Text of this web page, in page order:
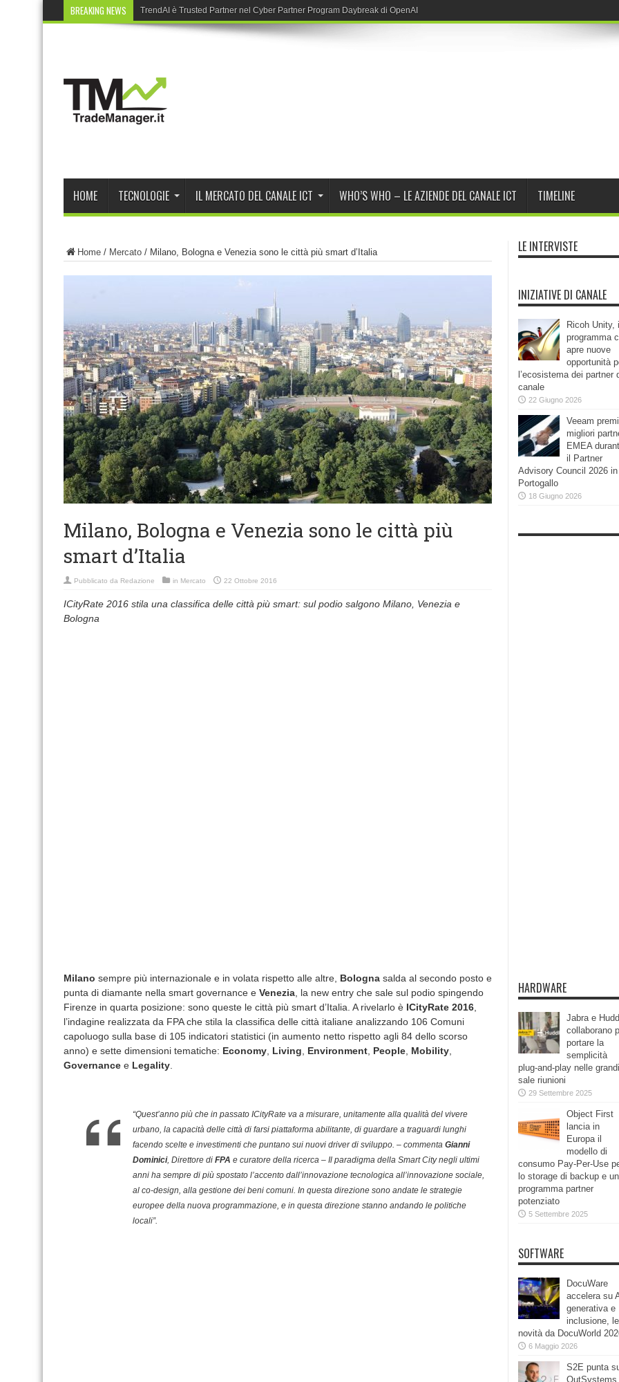
BREAKING NEWS TrendAI è Trusted Partner nel Cyber Partner Program Daybreak di OpenAI
HOME TECNOLOGIE IL MERCATO DEL CANALE ICT WHO’S WHO – LE AZIENDE DEL CANALE ICT TIMELINE
Home / Mercato / Milano, Bologna e Venezia sono le città più smart d’Italia
Milano, Bologna e Venezia sono le città più
smart d’Italia
Pubblicato da Redazione in Mercato 22 Ottobre 2016
ICityRate 2016 stila una classifica delle città più smart: sul podio salgono Milano, Venezia e
Bologna
Milano sempre più internazionale e in volata rispetto alle altre, Bologna salda al secondo posto e
punta di diamante nella smart governance e Venezia , la new entry che sale sul podio spingendo
Firenze in quarta posizione: sono queste le città più smart d’Italia. A rivelarlo è ICityRate 2016
l’indagine realizzata da FPA che stila la classifica delle città italiane analizzando 106 Comuni
capoluogo sulla base di 105 indicatori statistici (in aumento netto rispetto agli 84 dello scorso
anno) e sette dimensioni tematiche: Economy Living Environment People Mobility
Governance e Legality
“Quest’anno più che in passato ICityRate va a misurare, unitamente alla qualità del vivere
urbano, la capacità delle città di farsi piattaforma abilitante, di guardare a traguardi lunghi
facendo scelte e investimenti che puntano sui nuovi driver di sviluppo. – commenta Gianni
Dominici, Direttore di FPA e curatore della ricerca – Il paradigma della Smart City negli ultimi
anni ha sempre di più spostato l’accento dall’innovazione tecnologica all’innovazione sociale,
al co-design, alla gestione dei beni comuni. In questa direzione sono andate le strategie
europee della nuova programmazione, e in questa direzione stanno andando le politiche
locali”.
LE INTERVISTE
INIZIATIVE DI CANALE
Ricoh Unity, il
programma
apre nuove
opportunità
l’ecosistema dei partner
canale
22 Giugno 2026
Veeam
migliori
EMEA
il Partner
Advisory Council 2026 in
Portogallo
18 Giugno 2026
HARDWARE
Jabra e
collaborano
portare la
semplicità
plug-and-play nelle grandi
sale riunioni
29 Settembre 2025
Object First
lancia in
Europa il
modello di
consumo Pay-Per-Use
lo storage di backup e un
programma partner
potenziato
5 Settembre 2025
SOFTWARE
DocuWare
accelera su
generativa e
inclusione, le
novità da DocuWorld
6 Maggio 2026
S2E punta
OutSystems